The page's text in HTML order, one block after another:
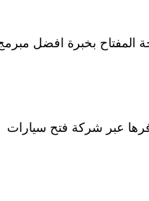
المفتاح بخبرة افضل
عبر شركة فتح سيارات